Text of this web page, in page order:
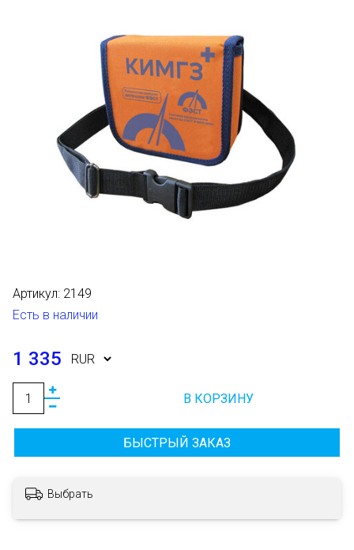
Артикул: 2149
Есть в наличии
1 335
В КОРЗИНУ
БЫСТРЫЙ ЗАКАЗ
Выбрать